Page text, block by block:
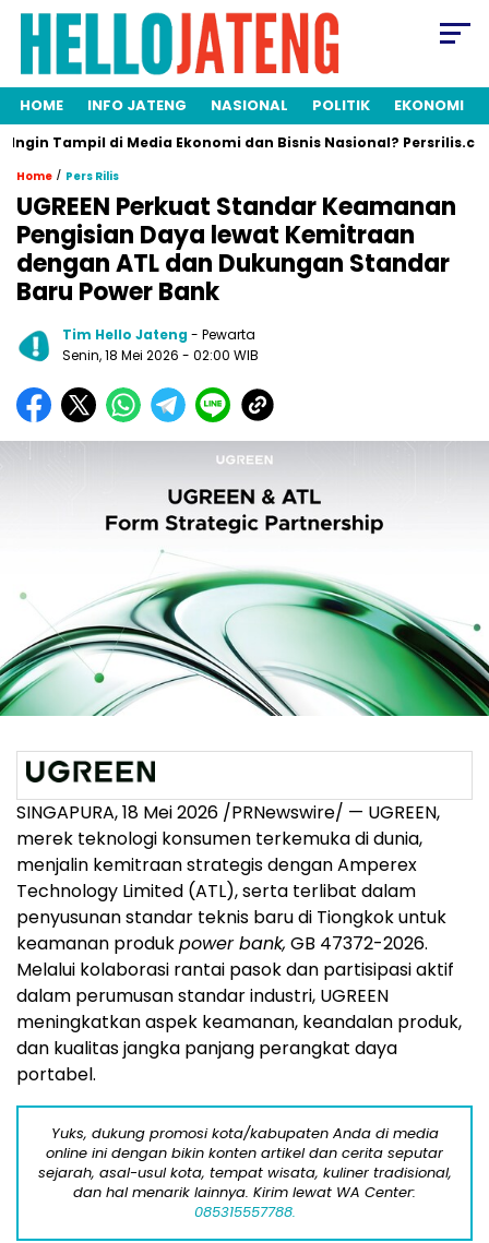
HOME INFO JATENG NASIONAL POLITIK EKONOMI
di Media Ekonomi dan Bisnis Nasional? Persrilis.com Siap
Home / Pers Rilis
UGREEN Perkuat Standar Keamanan
Pengisian Daya lewat Kemitraan
dengan ATL dan Dukungan Standar
Baru Power Bank
Tim Hello Jateng- Pewarta
Senin, 18 Mei 2026 - 02:00 WIB
SINGAPURA, 18 Mei 2026 /PRNewswire/ — UGREEN,
merek teknologi konsumen terkemuka di dunia,
menjalin kemitraan strategis dengan Amperex
Technology Limited (ATL), serta terlibat dalam
penyusunan standar teknis baru di Tiongkok untuk
keamanan produkpower bank, GB 47372-2026.
Melalui kolaborasi rantai pasok dan partisipasi aktif
dalam perumusan standar industri, UGREEN
meningkatkan aspek keamanan, keandalan produk,
dan kualitas jangka panjang perangkat daya
portabel.
Yuks, dukung promosi kota/kabupaten Anda di media
online ini dengan bikin konten artikel dan cerita seputar
sejarah, asal-usul kota, tempat wisata, kuliner tradisional,
dan hal menarik lainnya. Kirim lewat WA Center:
085315557788.